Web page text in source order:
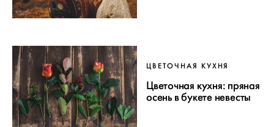
ЦВЕТОЧНАЯ КУХНЯ
Цветочная кухня: пряная
осень в букете невесты